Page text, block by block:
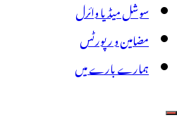
سوشل میڈیا وائرل
مضامین و رپورٹس
ہمارے بارے میں